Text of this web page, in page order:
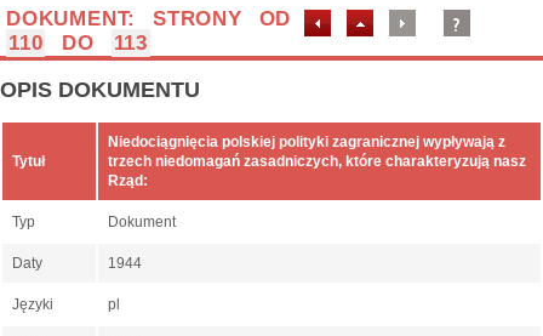
DOKUMENT: STRONY OD
110
DO 113
OPIS DOKUMENTU
Tytuł
Niedociągnięcia polskiej polityki zagranicznej wypływają z
trzech niedomagań zasadniczych, które charakteryzują nasz
Rząd:
Typ Dokument
Daty 1944
Języki pl